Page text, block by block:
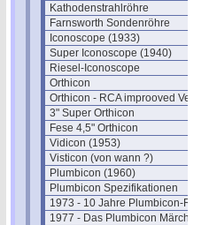
Kathodenstrahlröhre
Farnsworth Sondenröhre
Iconoscope (1933)
Super Iconoscope (1940)
Riesel-Iconoscope
Orthicon
Orthicon - RCA improoved Version
3" Super Orthicon
Fese 4,5" Orthicon
Vidicon (1953)
Visticon (von wann ?)
Plumbicon (1960)
Plumbicon Spezifikationen
1973 - 10 Jahre Plumbicon-Röhre
1977 - Das Plumbicon Märchen